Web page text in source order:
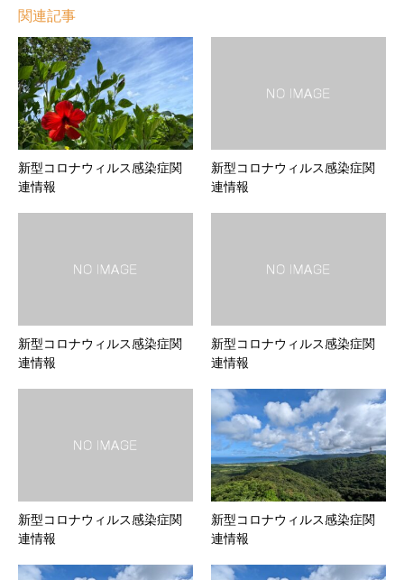
関連記事
新型コロナウィルス感染症関
連情報
新型コロナウィルス感染症関
連情報
新型コロナウィルス感染症関
連情報
新型コロナウィルス感染症関
連情報
新型コロナウィルス感染症関
連情報
新型コロナウィルス感染症関
連情報